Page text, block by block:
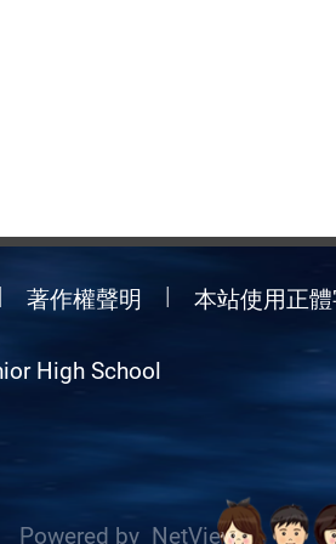
著作權聲明 本站使用正
High School
by NetView